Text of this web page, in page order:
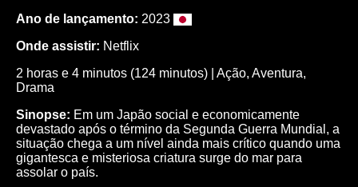
Ano de lançamento: 2023
Onde assistir: Netflix
2 horas e 4 minutos (124 minutos) | Ação, Aventura,
Drama
Sinopse: Em um Japão social e economicamente
devastado após o término da Segunda Guerra Mundial, a
situação chega a um nível ainda mais crítico quando uma
gigantesca e misteriosa criatura surge do mar para
assolar o país.